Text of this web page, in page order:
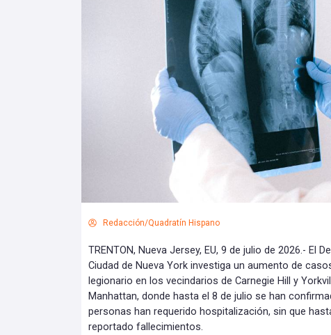
Redacción/Quadratín Hispano
TRENTON, Nueva Jersey, EU, 9 de julio de 2026.- El
Ciudad de Nueva York investiga un aumento de
legionario en los vecindarios de Carnegie Hill y
Manhattan, donde hasta el 8 de julio se han
personas han requerido hospitalización, sin que
reportado fallecimientos.